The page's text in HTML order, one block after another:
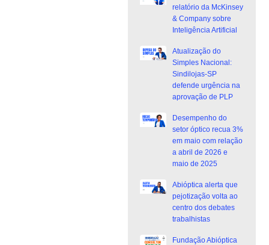
relatório da McKinsey
& Company sobre
Inteligência Artificial
Atualização do
Simples Nacional:
Sindilojas-SP
defende urgência na
aprovação de PLP
Desempenho do
setor óptico recua 3%
em maio com relação
a abril de 2026 e
maio de 2025
Abióptica alerta que
pejotização volta ao
centro dos debates
trabalhistas
Fundação Abióptica